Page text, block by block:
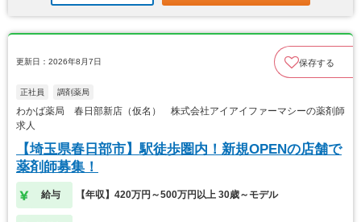
更新日：2026年8月7日 保存する
正社員 調剤薬局
わかば薬局 春日部新店（仮名） 株式会社アイアイファーマシーの薬剤師
求人
【埼玉県春日部市】駅徒歩圏内！新規OPENの店舗で
薬剤師募集！
給与 【年収】420万円～500万円以上 30歳～モデル